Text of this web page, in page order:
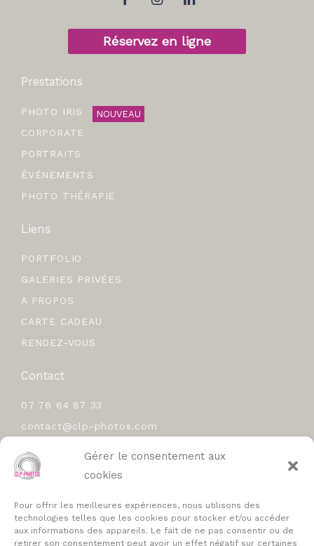
Gérer le consentement aux
cookies
Pour offrir les meilleures expériences, nous utilisons des
technologies telles que les cookies pour stocker et/ou accéder
aux informations des appareils. Le fait de ne pas consentir ou de
retirer son consentement peut avoir un effet négatif sur certaines
Réservez en ligne
Prestations
PHOTO IRIS NOUVEAU
CORPORATE
PORTRAITS
ÉVÉNEMENTS
PHOTO THÉRAPIE
Liens
PORTFOLIO
GALERIES PRIVÉES
A PROPOS
CARTE CADEAU
RENDEZ-VOUS
Contact
07 76 64 87 33
contact@clp-photos.com
Politique de cookies (UE)